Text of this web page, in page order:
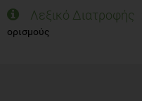
Λεξικό Διατροφής
ορισμούς